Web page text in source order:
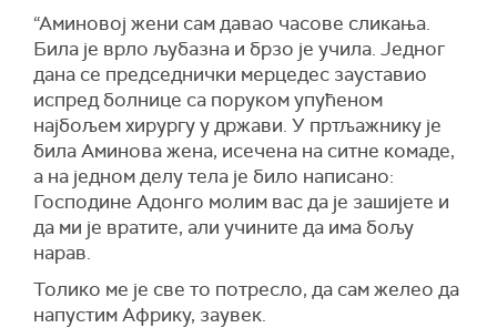
“Аминовој жени сам давао часове сликања.
Била је врло љубазна и брзо је учила. Једног
дана се председнички мерцедес зауставио
испред болнице са поруком упућеном
најбољем хирургу у држави. У пртљажнику је
била Аминова жена, исечена на ситне комаде,
а на једном делу тела је било написано:
Господине Адонго молим вас да је зашијете и
да ми је вратите, али учините да има бољу
нарав.
Толико ме је све то потресло, да сам желео да
напустим Африку, заувек.